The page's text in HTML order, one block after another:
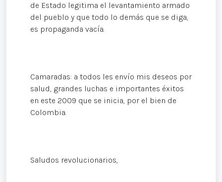
de Estado legitima el levantamiento armado
del pueblo y que todo lo demás que se diga,
es propaganda vacía.
Camaradas: a todos les envío mis deseos por
salud, grandes luchas e importantes éxitos
en este 2009 que se inicia, por el bien de
Colombia.
Saludos revolucionarios,